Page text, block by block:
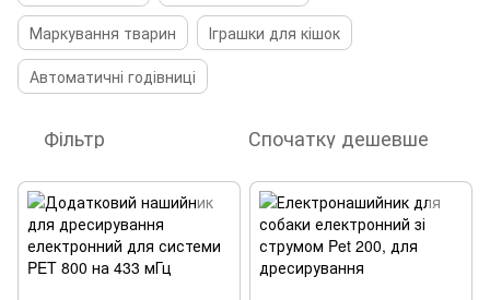
Маркування тварин
Іграшки для кішок
Автоматичні годівниці
Фільтр Спочатку дешевше